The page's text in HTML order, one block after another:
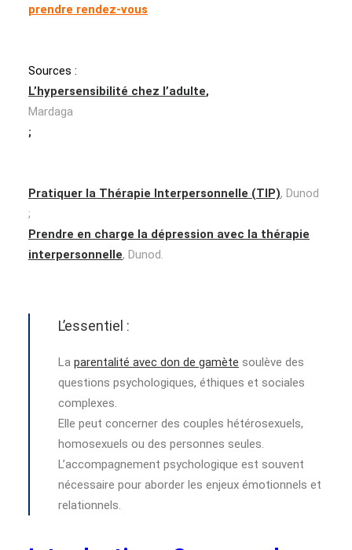
prendre rendez-vous
Sources :
L’hypersensibilité chez l’adulte,
Mardaga
;
Pratiquer la Thérapie Interpersonnelle (TIP), Dunod
;
Prendre en charge la dépression avec la thérapie
interpersonnelle, Dunod.
L’essentiel :
La parentalité avec don de gamète soulève des
questions psychologiques, éthiques et sociales
complexes.
Elle peut concerner des couples hétérosexuels,
homosexuels ou des personnes seules.
L’accompagnement psychologique est souvent
nécessaire pour aborder les enjeux émotionnels et
relationnels.